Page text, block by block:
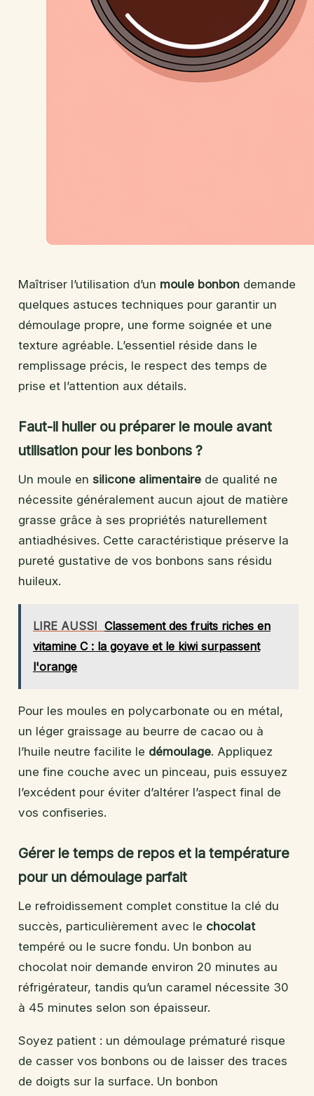
Maîtriser l’utilisation d’un moule bonbon demande
quelques astuces techniques pour garantir un
démoulage propre, une forme soignée et une
texture agréable. L’essentiel réside dans le
remplissage précis, le respect des temps de
prise et l’attention aux détails.
Faut-il huiler ou préparer le moule avant
utilisation pour les bonbons ?
Un moule en silicone alimentaire de qualité ne
nécessite généralement aucun ajout de matière
grasse grâce à ses propriétés naturellement
antiadhésives. Cette caractéristique préserve la
pureté gustative de vos bonbons sans résidu
huileux.
LIRE AUSSI Classement des fruits riches en
vitamine C : la goyave et le kiwi surpassent
l'orange
Pour les moules en polycarbonate ou en métal,
un léger graissage au beurre de cacao ou à
l’huile neutre facilite le démoulage. Appliquez
une fine couche avec un pinceau, puis essuyez
l’excédent pour éviter d’altérer l’aspect final de
vos confiseries.
Gérer le temps de repos et la température
pour un démoulage parfait
Le refroidissement complet constitue la clé du
succès, particulièrement avec le chocolat
tempéré ou le sucre fondu. Un bonbon au
chocolat noir demande environ 20 minutes au
réfrigérateur, tandis qu’un caramel nécessite 30
à 45 minutes selon son épaisseur.
Soyez patient : un démoulage prématuré risque
de casser vos bonbons ou de laisser des traces
de doigts sur la surface. Un bonbon